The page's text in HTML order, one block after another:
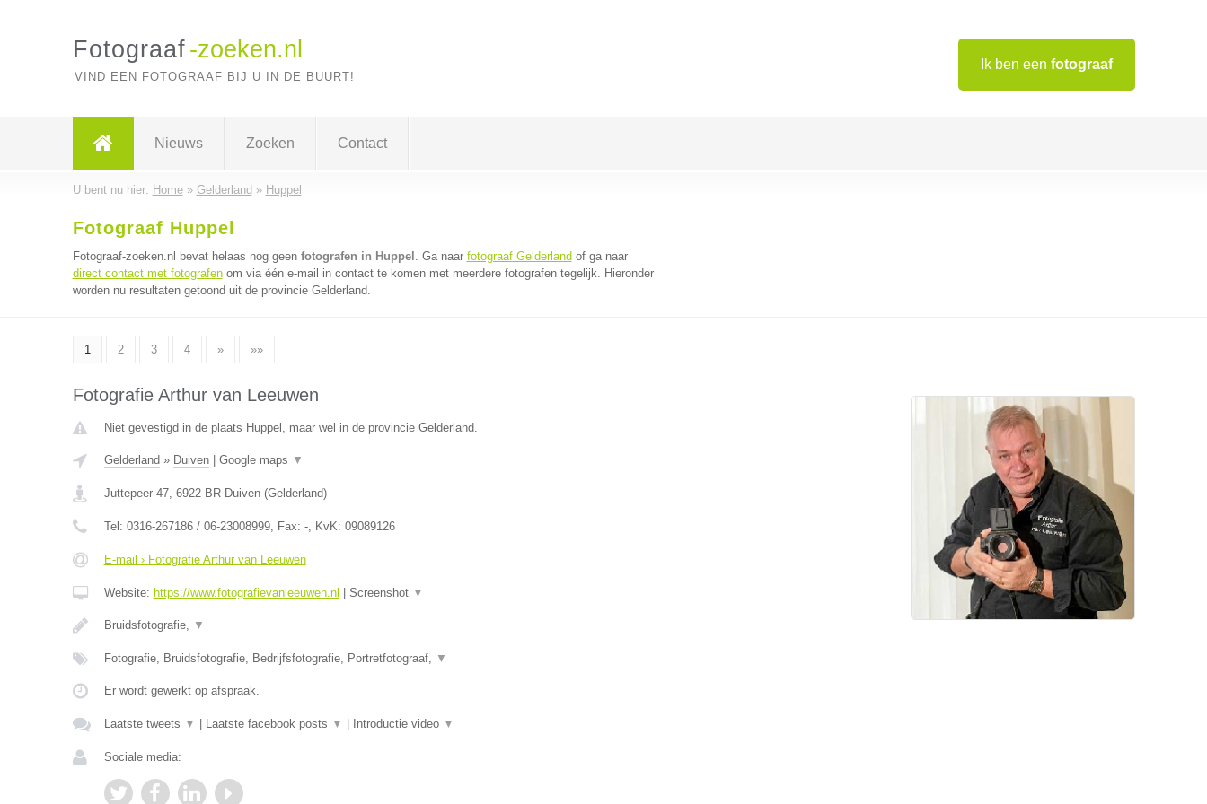
Ik ben een fotograaf
Fotograaf -zoeken.nl
VIND EEN FOTOGRAAF BIJ U IN DE BUURT!
Nieuws Zoeken Contact
U bent nu hier: Home» Gelderland » Huppel
Fotograaf Huppel
Fotograaf-zoeken.nl bevat helaas nog geen fotografen in Huppel . Ga naar fotograaf Gelderland of ga naar
direct contact met fotografenom via één e-mail in contact te komen met meerdere fotografen tegelijk. Hieronder
worden nu resultaten getoond uit de provincie Gelderland.
1 2 3 4 » »»
Fotografie Arthur van Leeuwen
Niet gevestigd in de plaats Huppel, maar wel in de provincie Gelderland.
Gelderland » Duiven| Google maps ▼
Juttepeer 47, 6922 BR Duiven(Gelderland)
Tel: 0316-267186 / 06-23008999, Fax: -, KvK: 09089126
E-mail › Fotografie Arthur van Leeuwen
Website: https://www.fotografievanleeuwen.nl Screenshot ▼
Bruidsfotografie, ▼
Fotografie, Bruidsfotografie, Bedrijfsfotografie, Portretfotograaf, ▼
Er wordt gewerkt op afspraak.
Laatste tweets ▼ Laatste facebook posts ▼ Introductie video ▼
Sociale media: